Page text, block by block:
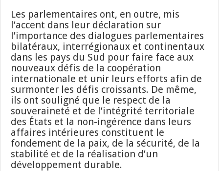
Les parlementaires ont, en outre, mis
l’accent dans leur déclaration sur
l’importance des dialogues parlementaires
bilatéraux, interrégionaux et continentaux
dans les pays du Sud pour faire face aux
nouveaux défis de la coopération
internationale et unir leurs efforts afin de
surmonter les défis croissants. De même,
ils ont souligné que le respect de la
souveraineté et de l’intégrité territoriale
des États et la non-ingérence dans leurs
affaires intérieures constituent le
fondement de la paix, de la sécurité, de la
stabilité et de la réalisation d’un
développement durable.